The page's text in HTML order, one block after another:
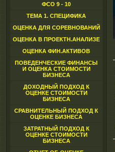
ФСО 9 - 10
ТЕМА 1. СПЕЦИФИКА
ОЦЕНКА ДЛЯ СОРЕВНОВАНИЙ
ОЦЕНКА В ПРОЕКТН.АНАЛИЗЕ
ОЦЕНКА ФИН.АКТИВОВ
ПОВЕДЕНЧЕСКИЕ ФИНАНСЫ
И ОЦЕНКА СТОИМОСТИ
БИЗНЕСА
ДОХОДНЫЙ ПОДХОД К
ОЦЕНКЕ СТОИМОСТИ
БИЗНЕСА
СРАВНИТЕЛЬНЫЙ ПОДХОД К
ОЦЕНКЕ БИЗНЕСА
ЗАТРАТНЫЙ ПОДХОД К
ОЦЕНКЕ СТОИМОСТИ
БИЗНЕСА